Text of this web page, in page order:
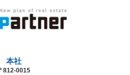
本社
812-0015